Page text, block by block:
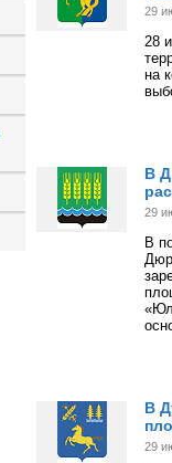
29
28
на
В
29
В
В
29